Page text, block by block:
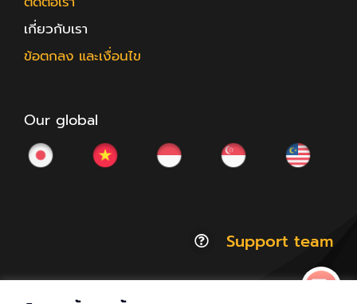
เกี่ยวกับเรา
ข้อตกลง และเงื่อนไข
Our global
Support team